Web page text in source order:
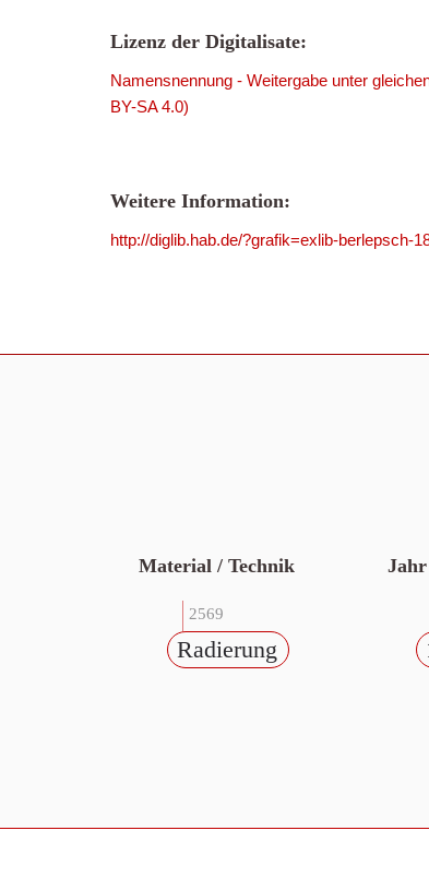
Lizenz der Digitalisate:
Namensnennung - Weitergabe unter
BY-SA 4.0)
Weitere Information:
http://diglib.hab.de/?grafik=exlib-berlepsch-
Material / Technik
2569
Radierung
Jahr